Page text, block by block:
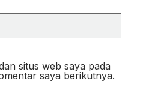
situs web saya pada
saya berikutnya.